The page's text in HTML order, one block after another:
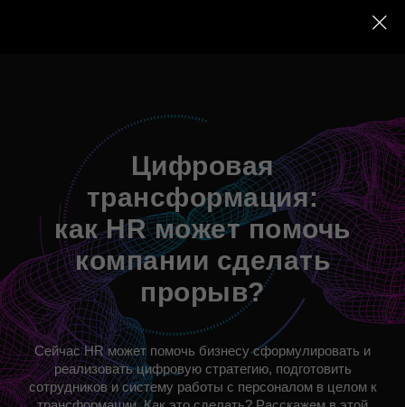
Цифровая
трансформация:
как HR может помочь
компании сделать
прорыв?
Сейчас HR может помочь бизнесу сформулировать и
реализовать цифровую стратегию, подготовить
сотрудников и систему работы с персоналом в целом к